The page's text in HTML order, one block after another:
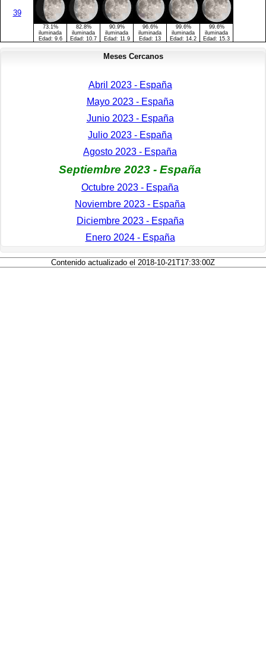
39
73.1%
iluminada
Edad: 9.6
82.8%
iluminada
Edad: 10.7
90.9%
iluminada
Edad: 11.9
96.6%
iluminada
Edad: 13
99.6%
iluminada
Edad: 14.2
99.6%
iluminada
Edad: 15.3
Meses Cercanos
Abril 2023 - España
Mayo 2023 - España
Junio 2023 - España
Julio 2023 - España
Agosto 2023 - España
Septiembre 2023 - España
Octubre 2023 - España
Noviembre 2023 - España
Diciembre 2023 - España
Enero 2024 - España
Contenido actualizado el 2018-10-21T17:33:00Z